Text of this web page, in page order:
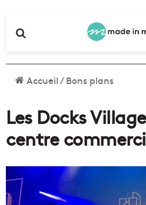
Accueil/Bons plans
Les Docks
centre